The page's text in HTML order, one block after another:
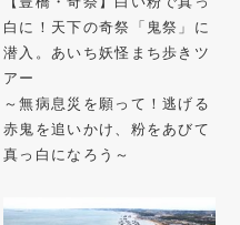
白に！天下の奇祭「鬼祭」に
潜入。あいち妖怪まち歩きツ
アー
～無病息災を願って！逃げる
赤鬼を追いかけ、粉をあびて
真っ白になろう～